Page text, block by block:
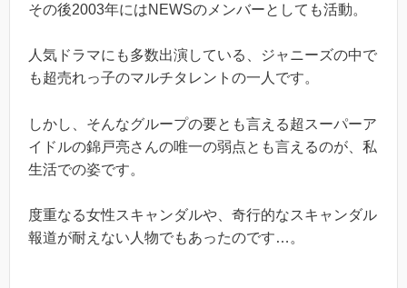
その後2003年にはNEWSのメンバーとしても活動。
人気ドラマにも多数出演している、ジャニーズの中で
も超売れっ子のマルチタレントの一人です。
しかし、そんなグループの要とも言える超スーパーア
イドルの錦戸亮さんの唯一の弱点とも言えるのが、私
生活での姿です。
度重なる女性スキャンダルや、奇行的なスキャンダル
報道が耐えない人物でもあったのです…。